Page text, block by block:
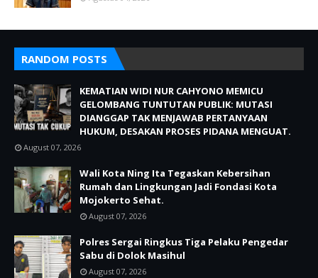
RANDOM POSTS
KEMATIAN WIDI NUR CAHYONO MEMICU
GELOMBANG TUNTUTAN PUBLIK: MUTASI
DIANGGAP TAK MENJAWAB PERTANYAAN
HUKUM, DESAKAN PROSES PIDANA MENGUAT.
August 07, 2026
Wali Kota Ning Ita Tegaskan Kebersihan
Rumah dan Lingkungan Jadi Fondasi Kota
Mojokerto Sehat.
August 07, 2026
Polres Sergai Ringkus Tiga Pelaku Pengedar
Sabu di Dolok Masihul
August 07, 2026